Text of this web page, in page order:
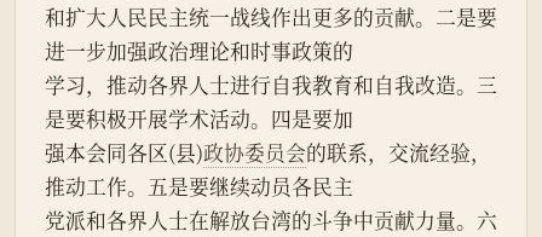
和扩大人民民主统一战线作出更多的贡献。二是要
进一步加强政治理论和时事政策的
学习，推动各界人士进行自我教育和自我改造。三
是要积极开展学术活动。四是要加
强本会同各区(县)政协委员会的联系，交流经验，
推动工作。五是要继续动员各民主
党派和各界人士在解放台湾的斗争中贡献力量。六